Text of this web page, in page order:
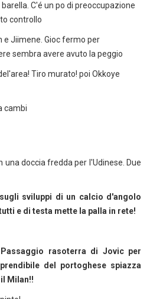
C'é un po di preoccupazione
controllo
e Jiimene. Gioc fermo per
sembra avere avuto la peggio
Tiro murato! poi Okkoye
cambi
doccia fredda per l'Udinese. Due
sugli sviluppi di un calcio d'angolo
e di testa mette la palla in rete!
Passaggio rasoterra di Jovic per
del portoghese spiazza
Milan!!